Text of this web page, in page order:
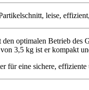
optimalen Betrieb
3,5 kg ist er kompakt
eine sichere,